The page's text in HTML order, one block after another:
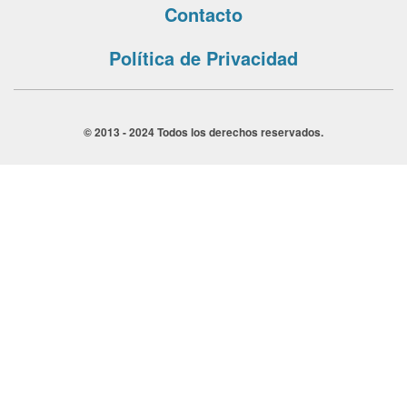
Contacto
Política de Privacidad
© 2013 - 2024 Todos los derechos reservados.